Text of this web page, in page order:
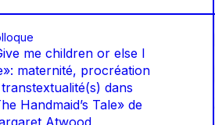
me children or else I
maternité, procréation
dans
Handmaid’s Tale» de